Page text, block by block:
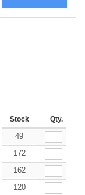
144-287 288 +
Stock Qty.
36.47
49
36.47zł
172
36.47zł
162
36.47zł
120